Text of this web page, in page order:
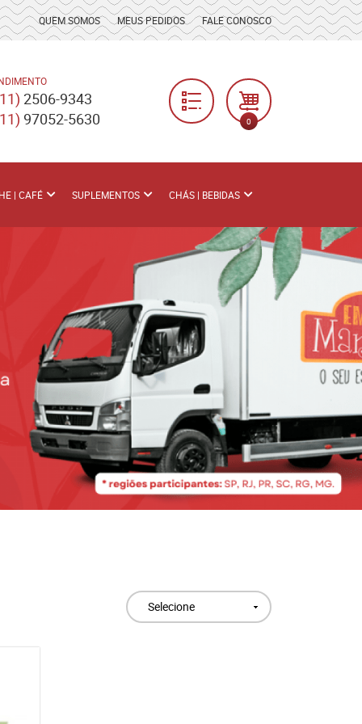
QUEM SOMOS MEUS PEDIDOS FALE CONOSCO
2506-9343
97052-5630 0
| CAFÉ SUPLEMENTOS CHÁS | BEBIDAS
Selecione